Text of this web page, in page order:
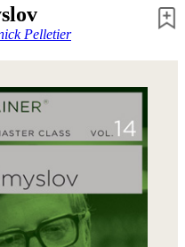
Pelletier